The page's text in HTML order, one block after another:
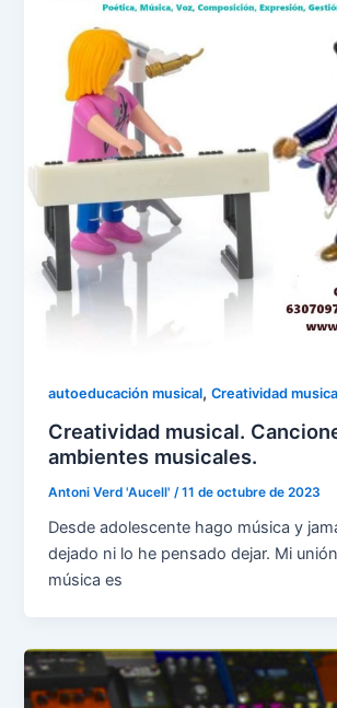
autoeducación musical,Creatividad
Creatividad musical.
ambientes musicales.
Antoni Verd 'Aucell' /11 de octubre de 2023
Desde adolescente hago música y
dejado ni lo he pensado dejar. Mi
música es